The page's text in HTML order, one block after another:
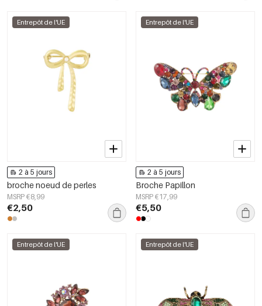
Entrepôt de l'UE
2 à 5 jours
broche noeud de perles
MSRP €8,99
€2,50
Entrepôt de l'UE
2 à 5 jours
Broche Papillon
MSRP €17,99
€5,50
Entrepôt de l'UE Entrepôt de l'UE